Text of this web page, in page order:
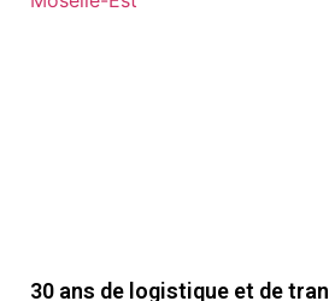
30 ans de logistique et de